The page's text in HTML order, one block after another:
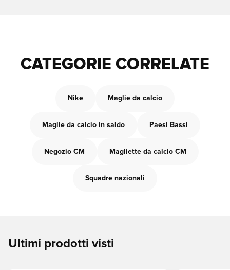
CATEGORIE CORRELATE
Nike Maglie da calcio
Maglie da calcio in saldo Paesi Bassi
Negozio CM Magliette da calcio CM
Squadre nazionali
Ultimi prodotti visti